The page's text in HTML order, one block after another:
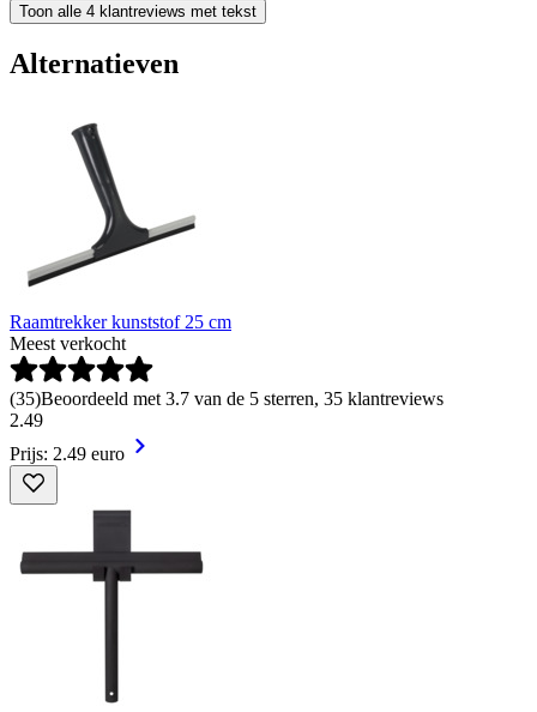
Toon alle 4 klantreviews met tekst
Alternatieven
Raamtrekker kunststof 25 cm
Meest verkocht
(35)Beoordeeld met 3.7 van de 5 sterren, 35 klantreviews
2.49
Prijs: 2.49 euro